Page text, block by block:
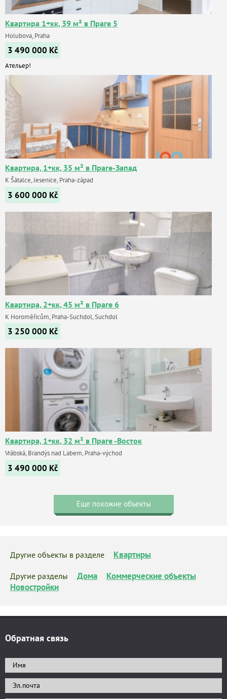
Квартира 1+кк, 39 м² в Праге 5
Holubova, Praha
3 490 000 Kč
Ательер!
Квартира, 1+кк, 35 м² в Праге-Запад
K Šátalce, Jesenice, Praha-západ
3 600 000 Kč
Квартира, 2+кк, 45 м² в Праге 6
K Horoměřicům, Praha-Suchdol, Suchdol
3 250 000 Kč
Квартира, 1+кк, 32 м² в Праге -Восток
Vrábská, Brandýs nad Labem, Praha-východ
3 490 000 Kč
Еще похожие объекты
Другие объекты в разделе Квартиры
Другие разделы Дома
Коммерческие объекты
Новостройки
Обратная связь